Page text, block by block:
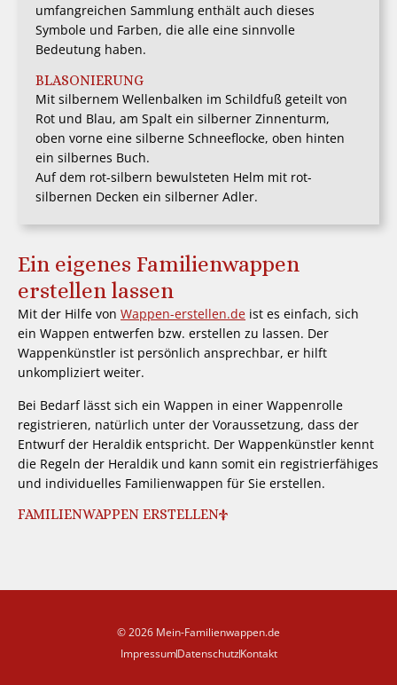
umfangreichen Sammlung enthält auch dieses
Symbole und Farben, die alle eine sinnvolle
Bedeutung haben.
BLASONIERUNG
Mit silbernem Wellenbalken im Schildfuß geteilt von
Rot und Blau, am Spalt ein silberner Zinnenturm,
oben vorne eine silberne Schneeflocke, oben hinten
ein silbernes Buch.
Auf dem rot-silbern bewulsteten Helm mit rot-
silbernen Decken ein silberner Adler.
Ein eigenes Familienwappen
erstellen lassen
Mit der Hilfe von Wappen-erstellen.de ist es einfach, sich
ein Wappen entwerfen bzw. erstellen zu lassen. Der
Wappenkünstler ist persönlich ansprechbar, er hilft
unkompliziert weiter.
Bei Bedarf lässt sich ein Wappen in einer Wappenrolle
registrieren, natürlich unter der Voraussetzung, dass der
Entwurf der Heraldik entspricht. Der Wappenkünstler kennt
die Regeln der Heraldik und kann somit ein registrierfähiges
und individuelles Familienwappen für Sie erstellen.
FAMILIENWAPPEN ERSTELLEN
© 2026 Mein-Familienwappen.de
ImpressumDatenschutzKontakt